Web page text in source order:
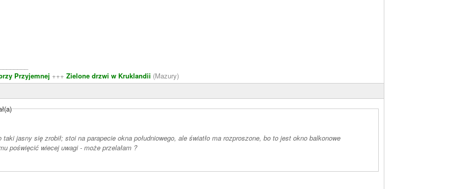
Przyjemnej +++ Zielone drzwi w Kruklandii (Mazury)
taki jasny się zrobił; stoi na parapecie okna południowego, ale światło ma rozproszone, bo to jest okno balkonowe
poświęcić wiecej uwagi - może przelałam ?